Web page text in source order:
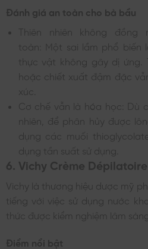
Đánh giá an toàn cho bà bầu
Thiên nhiên không
toàn: Một sai lầm phổ biến
thực vật không gây dị ứng.
hoặc chiết xuất đậm đặc
xúc.
Cơ chế vẫn là hóa học: Dù
nhiên, để phân hủy được
dụng các muối
dụng tần suất sử dụng.
6. Vichy Crème Dépilatoire
Vichy là thương hiệu dược mỹ
tiếng với việc sử dụng nước
thức được kiểm nghiệm lâm
Điểm nổi bật